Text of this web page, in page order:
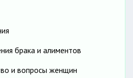
брака и алиментов
и вопросы женщин